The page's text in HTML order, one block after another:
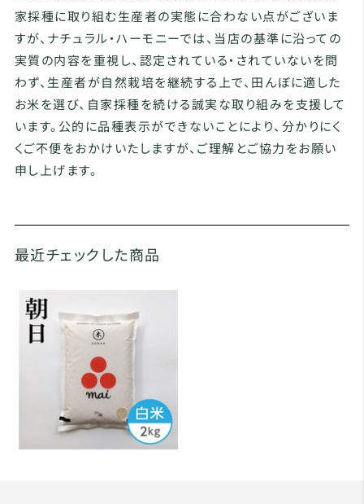
家採種に取り組む生産者の実態に合わない点がございま
すが、ナチュラル・ハーモニーでは、当店の基準に沿っての
実質の内容を重視し、認定されている・されていないを問
わず、生産者が自然栽培を継続する上で、田んぼに適した
お米を選び、自家採種を続ける誠実な取り組みを支援して
います。公的に品種表示ができないことにより、分かりにく
くご不便をおかけいたしますが、ご理解とご協力をお願い
申し上げます。
最近チェックした商品